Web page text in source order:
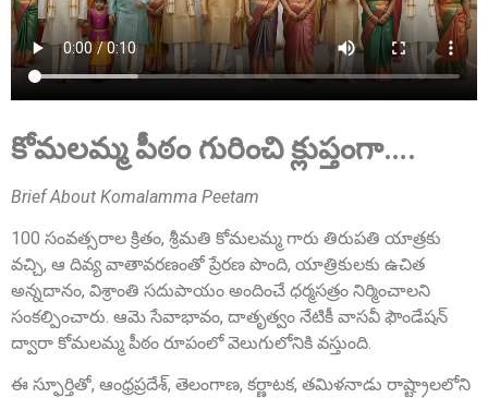
Smt. Grandhi Sailaja
Founder Donor, USA
Sri Grandhi Anil
Founder Donor, USA
కోమలమ్మ పీఠం గురించి క్లుప్తంగా….
Brief About Komalamma Peetam
100 సంవత్సరాల క్రితం, శ్రీమతి కోమలమ్మ గారు తిరుపతి యాత్రకు
వచ్చి, ఆ దివ్య వాతావరణంతో ప్రేరణ పొంది, యాత్రికులకు ఉచిత
అన్నదానం, విశ్రాంతి సదుపాయం అందించే ధర్మసత్రం నిర్మించాలని
సంకల్పించారు. ఆమె సేవాభావం, దాతృత్వం నేటికీ వాసవీ ఫౌండేషన్
ద్వారా కోమలమ్మ పీఠం రూపంలో వెలుగులోనికి వస్తుంది.
ఈ స్ఫూర్తితో, ఆంధ్రప్రదేశ్, తెలంగాణ, కర్ణాటక, తమిళనాడు రాష్ట్రాలలోని